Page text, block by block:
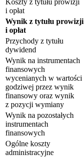
i opłat
Wynik z tytułu prowizji
i opłat
Przychody z tytułu
dywidend
Wynik na instrumentach
finansowych
wycenianych w wartości
godziwej przez wynik
finansowy oraz wynik
z pozycji wymiany
Wynik na pozostałych
instrumentach
finansowych
Ogólne koszty
administracyjne